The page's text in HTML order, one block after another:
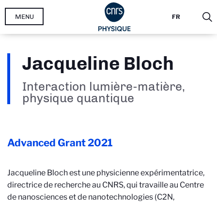
Aller
FR
MENU
Jacqueline Bloch
Interaction lumière-matière,
physique quantique
Advanced Grant2021
Jacqueline Bloch est une physicienne expérimentatrice,
directrice de recherche au CNRS, qui travaille au Centre
de nanosciences et de nanotechnologies (C2N,